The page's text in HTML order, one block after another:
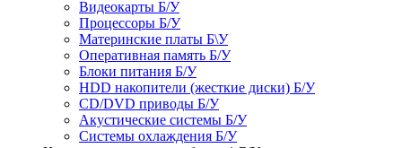
Видеокарты Б/У
Процессоры Б/У
Материнские платы Б\У
Оперативная память Б/У
Блоки питания Б/У
HDD накопители (жесткие диски) Б/У
CD/DVD приводы Б/У
Акустические системы Б/У
Системы охлаждения Б/У